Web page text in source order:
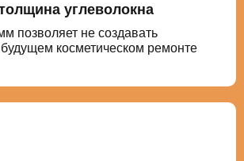
углеволокна
позволяет не создавать
косметическом ремонте